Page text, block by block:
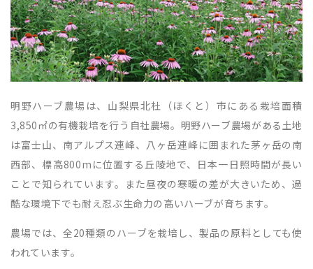
明野ハーブ農場は、山梨県北杜（ほくと）市にある栽培面積
3,850㎡の有機栽培を行う自社農場。明野ハーブ農場がある土地
は富士山、南アルプス連峰、八ヶ岳連峰に囲まれた茅ヶ岳の南
西部、標高800mに位置する丘陵地で、日本一日照時間が長い
ことで知られています。また昼夜の寒暖の差が大きいため、過
酷な環境下でも耐え忍ぶ生命力の高いハーブが育ちます。
農場では、全20種類のハーブを栽培し、製品の原料としても使
われています。